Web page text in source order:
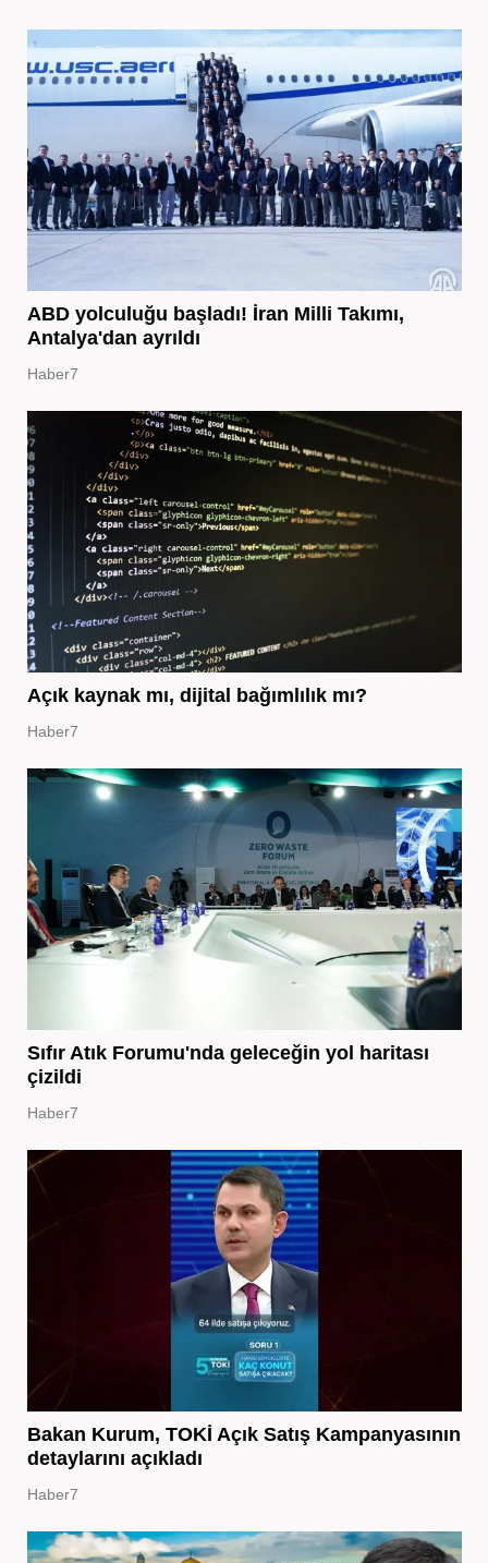
ABD yolculuğu başladı! İran Milli Takımı,
Antalya'dan ayrıldı
Haber7
Açık kaynak mı, dijital bağımlılık mı?
Haber7
Sıfır Atık Forumu'nda geleceğin yol haritası
çizildi
Haber7
Bakan Kurum, TOKİ Açık Satış Kampanyasının
detaylarını açıkladı
Haber7